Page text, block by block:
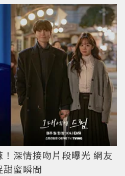
深情接吻片段曝光 網友
蜜瞬間